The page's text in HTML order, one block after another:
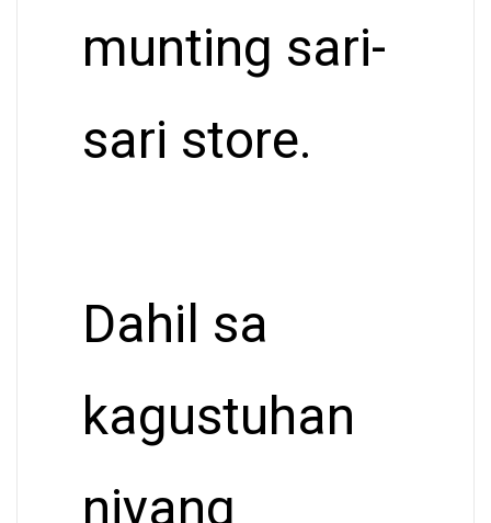
munting sari-
sari store.
Dahil sa
kagustuhan
niyang